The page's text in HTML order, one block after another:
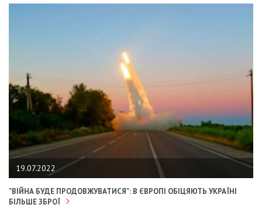
19.07.2022
"ВІЙНА БУДЕ ПРОДОВЖУВАТИСЯ": В ЄВРОПІ ОБІЦЯЮТЬ УКРАЇНІ
БІЛЬШЕ ЗБРОЇ